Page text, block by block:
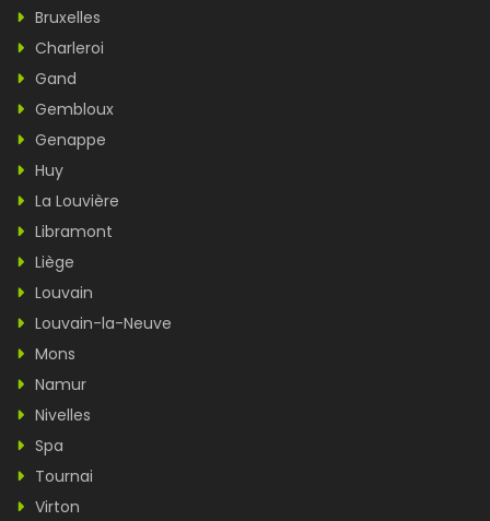
Bruxelles
Charleroi
Gand
Gembloux
Genappe
Huy
La Louvière
Libramont
Liège
Louvain
Louvain-la-Neuve
Mons
Namur
Nivelles
Spa
Tournai
Virton